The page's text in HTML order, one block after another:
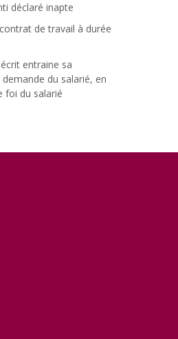
déclaré inapte
de travail à durée
entraine sa
du salarié, en
foi du salarié